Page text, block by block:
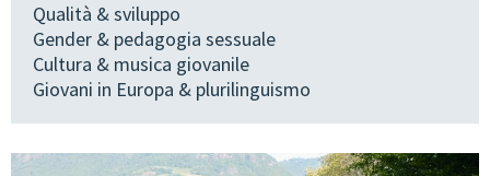
Qualità & sviluppo
Gender & pedagogia sessuale
Cultura & musica giovanile
Giovani in Europa & plurilinguismo